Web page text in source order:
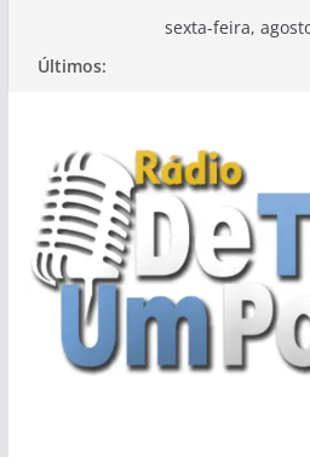
sexta-feira,
Últimos: